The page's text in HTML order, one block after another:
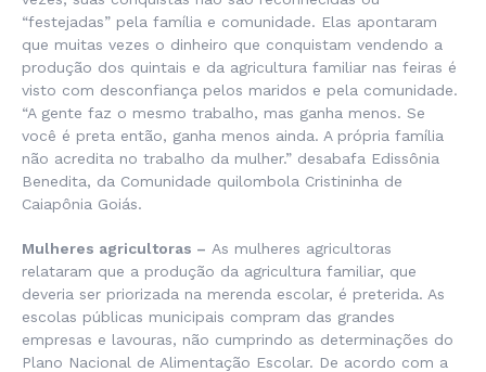
“festejadas” pela família e comunidade. Elas apontaram
que muitas vezes o dinheiro que conquistam vendendo a
produção dos quintais e da agricultura familiar nas feiras é
visto com desconfiança pelos maridos e pela comunidade.
“A gente faz o mesmo trabalho, mas ganha menos. Se
você é preta então, ganha menos ainda. A própria família
não acredita no trabalho da mulher.” desabafa Edissônia
Benedita, da Comunidade quilombola Cristininha de
Caiapônia Goiás.
Mulheres agricultoras – As mulheres agricultoras
relataram que a produção da agricultura familiar, que
deveria ser priorizada na merenda escolar, é preterida. As
escolas públicas municipais compram das grandes
empresas e lavouras, não cumprindo as determinações do
Plano Nacional de Alimentação Escolar. De acordo com a